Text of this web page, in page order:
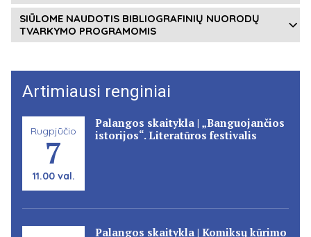
SIŪLOME NAUDOTIS BIBLIOGRAFINIŲ NUORODŲ
TVARKYMO PROGRAMOMIS
Artimiausi renginiai
Rugpjūčio
7
11.00 val.
Palangos skaitykla | „Banguojančios
istorijos“. Literatūros festivalis
Palangos skaitykla | Komiksų kūrimo